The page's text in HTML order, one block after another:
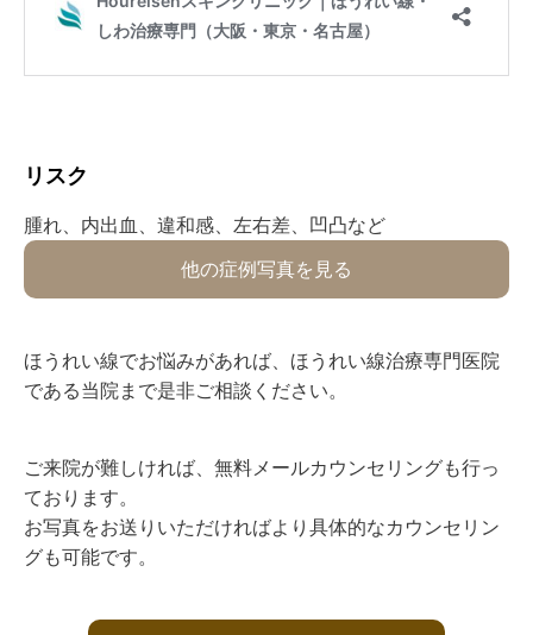
リスク⁡
⁡腫れ、内出血、違和感、左右差、凹凸など⁡
他の症例写真を見る
ほうれい線でお悩みがあれば、ほうれい線治療専門医院
である当院まで是非ご相談ください。
ご来院が難しければ、無料メールカウンセリングも行っ
ております。
お写真をお送りいただければより具体的なカウンセリン
グも可能です。